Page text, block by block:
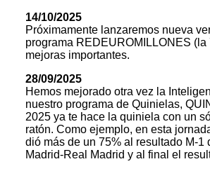
14/10/2025
Próximamente lanzaremos nueva
programa REDEUROMILLONES (la
mejoras importantes.
28/09/2025
Hemos mejorado otra vez la
nuestro programa de Quinielas,
2025 ya te hace la quiniela con un
ratón. Como ejemplo, en esta
dió más de un 75% al resultado M-1
Madrid-Real Madrid y al final el